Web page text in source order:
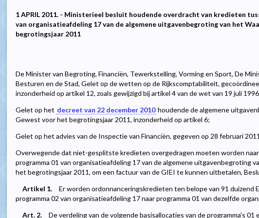
1 APRIL 2011. - Ministerieel besluit houdende overdracht van kredieten
van organisatieafdeling 17 van de algemene uitgavenbegroting van het
begrotingsjaar 2011
De Minister van Begroting, Financiën, Tewerkstelling, Vorming en Sport, De
Besturen en de Stad, Gelet op de wetten op de Rijkscomptabiliteit,
inzonderheid op artikel 12, zoals gewijzigd bij artikel 4 van de wet van 19 juli
Gelet op het decreet van 22 december 2010 houdende de algemene
Gewest voor het begrotingsjaar 2011, inzonderheid op artikel 6;
Gelet op het advies van de Inspectie van Financiën, gegeven op 28 februari
Overwegende dat niet-gesplitste kredieten overgedragen moeten worden naar
programma 01 van organisatieafdeling 17 van de algemene uitgavenbegroting
het begrotingsjaar 2011, om een factuur van de GIEI te kunnen uitbetalen,
Artikel 1.
Er worden ordonnanceringskredieten ten belope van 91 duizend
programma 02 van organisatieafdeling 17 naar programma 01 van dezelfde
Art. 2.
De verdeling van de volgende basisallocaties van de programma's 01